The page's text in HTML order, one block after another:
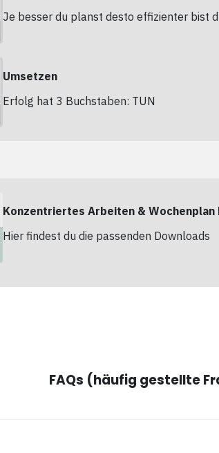
Je besser du planst desto effizienter bist
Umsetzen
Erfolg hat 3 Buchstaben: TUN
Konzentriertes Arbeiten & Wochenplan
Hier findest du die passenden Downloads
FAQs (häufig gestellte